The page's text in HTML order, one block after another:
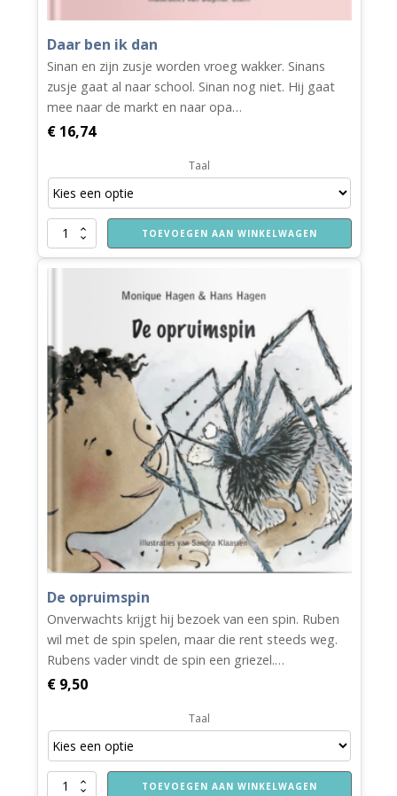
Daar ben ik dan
Sinan en zijn zusje worden vroeg wakker. Sinans
zusje gaat al naar school. Sinan nog niet. Hij gaat
mee naar de markt en naar opa…
€ 16,74
Taal
Daar
ben
ik
TOEVOEGEN AAN WINKELWAGEN
De opruimspin
Onverwachts krijgt hij bezoek van een spin. Ruben
wil met de spin spelen, maar die rent steeds weg.
Rubens vader vindt de spin een griezel.…
€ 9,50
Taal
TOEVOEGEN AAN WINKELWAGEN